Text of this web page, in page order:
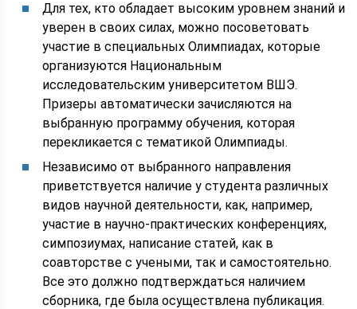
Для тех, кто обладает высоким уровнем знаний и
уверен в своих силах, можно посоветовать
участие в специальных Олимпиадах, которые
организуются Национальным
исследовательским университетом ВШЭ.
Призеры автоматически зачисляются на
выбранную программу обучения, которая
перекликается с тематикой Олимпиады.
Независимо от выбранного направления
приветствуется наличие у студента различных
видов научной деятельности, как, например,
участие в научно-практических конференциях,
симпозиумах, написание статей, как в
соавторстве с учеными, так и самостоятельно.
Все это должно подтверждаться наличием
сборника, где была осуществлена публикация.